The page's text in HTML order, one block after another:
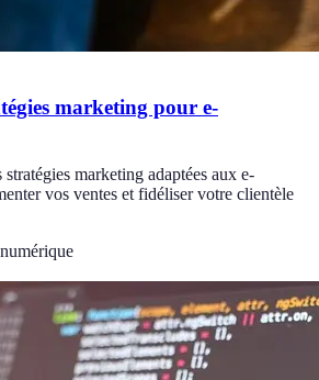
marketing pour e-
marketing adaptées aux e-
vos ventes et fidéliser votre clientèle